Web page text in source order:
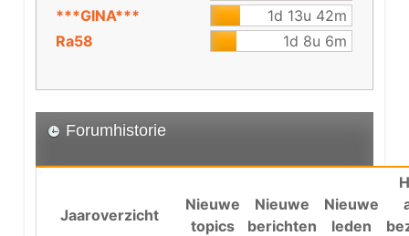
***GINA***
1d 13u 42m
Ra58
1d 8u 6m
Forumhistorie
Jaaroverzicht
Nieuwe
topics
Nieuwe
berichten
Nieuwe
leden